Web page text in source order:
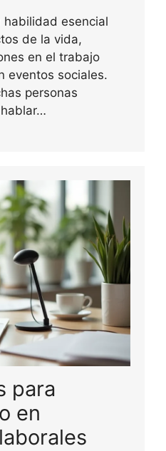
habilidad esencial
de la vida,
en el trabajo
eventos sociales.
personas
para
en